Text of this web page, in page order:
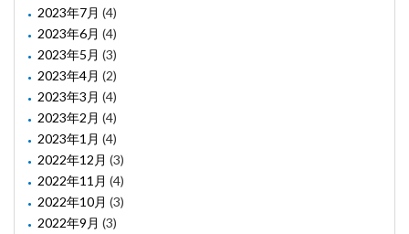
2023年7月 (4)
2023年6月 (4)
2023年5月 (3)
2023年4月 (2)
2023年3月 (4)
2023年2月 (4)
2023年1月 (4)
2022年12月 (3)
2022年11月 (4)
2022年10月 (3)
2022年9月 (3)